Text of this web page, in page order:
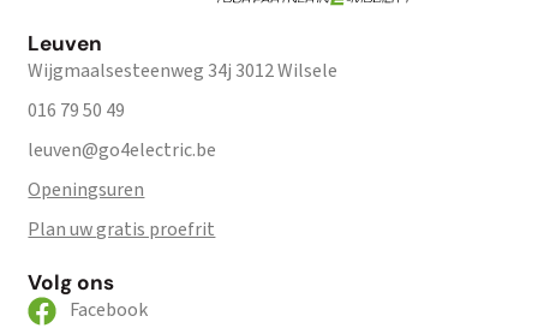
Leuven
Wijgmaalsesteenweg 34j 3012 Wilsele
016 79 50 49
leuven@go4electric.be
Openingsuren
Plan uw gratis proefrit
Volg ons
Facebook